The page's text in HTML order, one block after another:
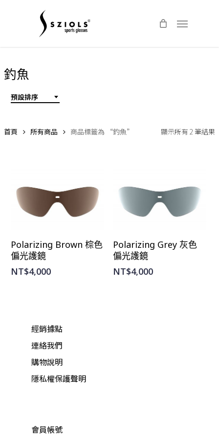
Menu
釣魚
預設排序
顯示所有 2 筆結果
首頁 所有商品 商品標籤為 “釣魚”
選擇規格
Polarizing Brown 棕色
偏光護鏡
NT$4,000
選擇規格
Polarizing Grey 灰色
偏光護鏡
NT$4,000
經銷據點
連絡我們
購物說明
隱私權保護聲明
會員帳號